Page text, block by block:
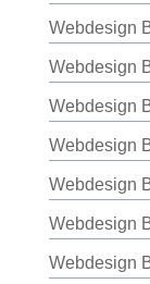
Webdesign
Webdesign
Webdesign
Webdesign
Webdesign
Webdesign
Webdesign